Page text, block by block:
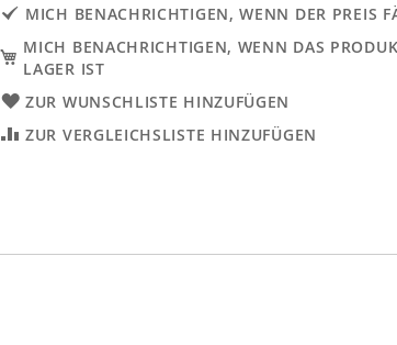
MICH BENACHRICHTIGEN, WENN DER PREIS
MICH BENACHRICHTIGEN, WENN DAS
LAGER IST
ZUR WUNSCHLISTE HINZUFÜGEN
ZUR VERGLEICHSLISTE HINZUFÜGEN